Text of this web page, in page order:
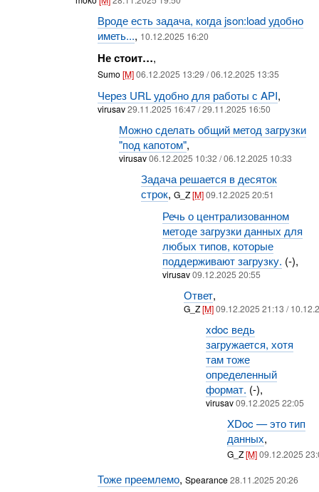
Вроде есть задача, когда json:load удобно
иметь..., 10.12.2025 16:20
Не стоит…,
Sumo[M]06.12.2025 13:29 / 06.12.2025 13:35
Через URL удобно для работы с API,
virusav29.11.2025 16:47 / 29.11.2025 16:50
Можно сделать общий метод загрузки
"под капотом",
virusav06.12.2025 10:32 / 06.12.2025 10:33
Задача решается в десяток
строк, G_Z[M] 09.12.2025 20:51
Речь о централизованном
методе загрузки данных для
любых типов, которые
поддерживают загрузку. (-),
virusav09.12.2025 20:55
Ответ,
G_Z[M]09.12.2025 21:13 /
xdoc ведь
загружается, хотя
там тоже
определенный
формат. (-),
virusav09.12.2025 22:05
XDoc — это тип
данных,
G_Z[M]09.12.2025
Тоже преемлемо, Spearance28.11.2025 20:26